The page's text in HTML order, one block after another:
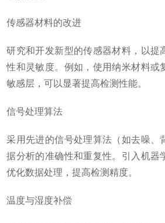
传感器材料的改进
研究和开发新型的传感器材料，以提
性和灵敏度。例如，使用纳米材料或
敏感层，可以显著提高检测性能。
信号处理算法
采用先进的信号处理算法（如去噪、
据分析的准确性和重复性。引入机器
优化数据处理，提高检测精度。
温度与湿度补偿